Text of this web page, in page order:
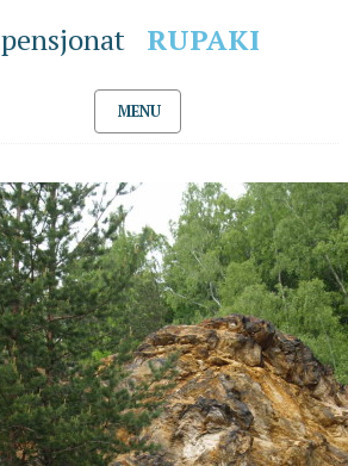
pensjonat RUPAKI
MENU